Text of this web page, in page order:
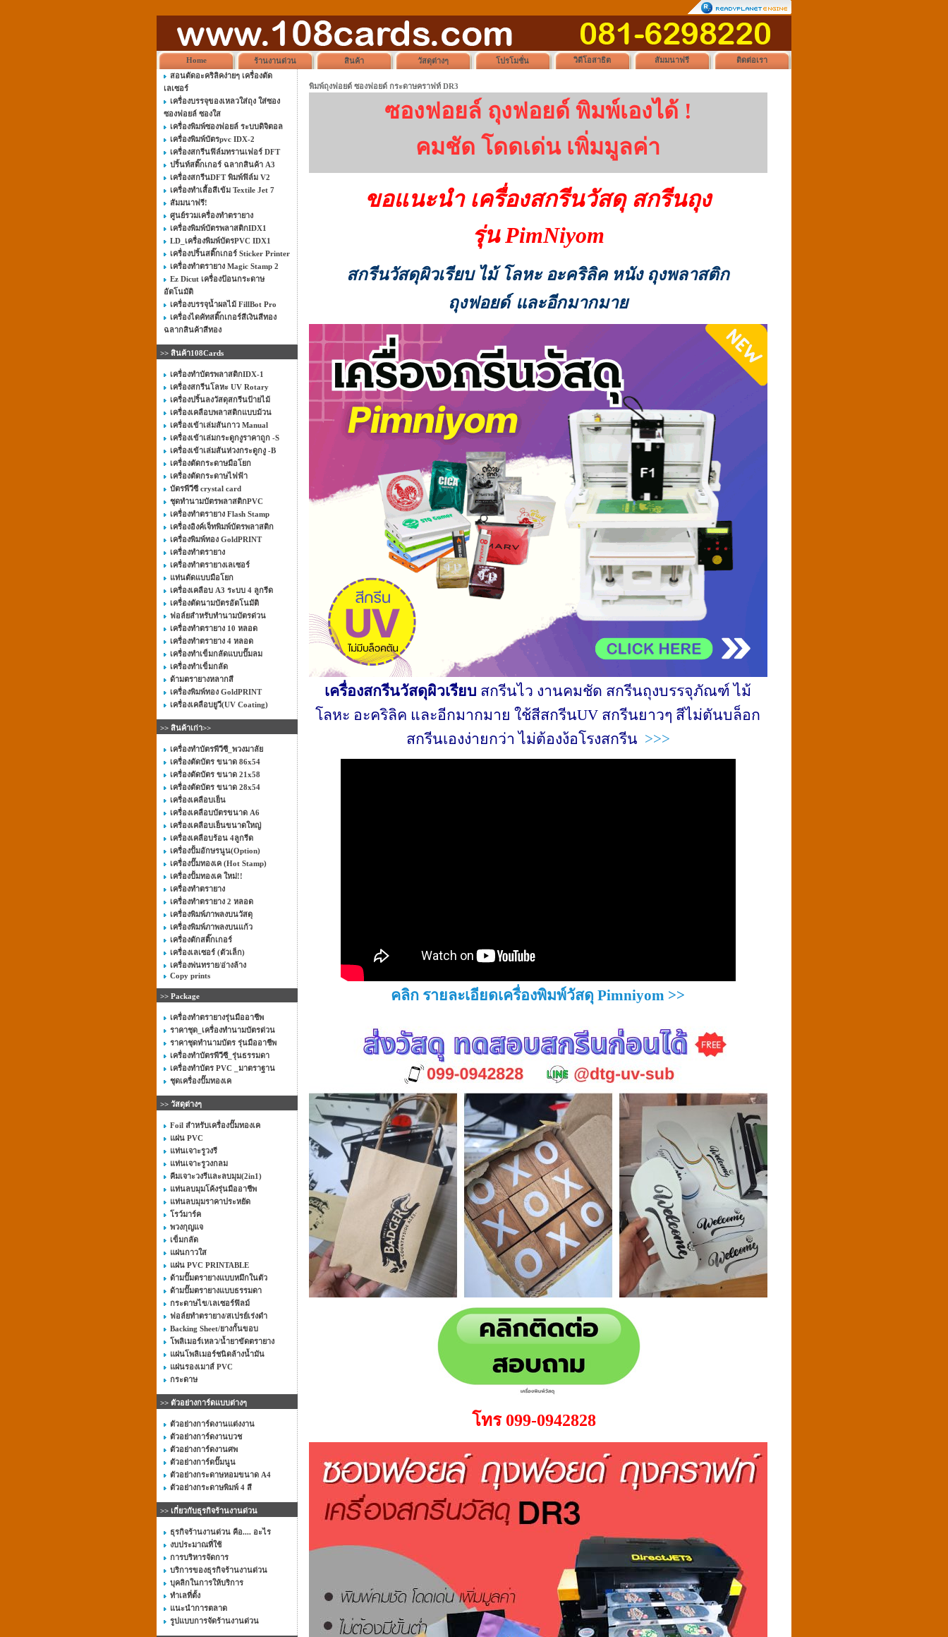
Home ร้านงานด่วน สินค้า วัสดุต่างๆ โปรโมชั่น วิดีโอสาธิต สัมมนาฟรี
ติดต่อเรา
สอนตัดอะคริลิคง่ายๆ เครื่องตัด
เลเซอร์
เครื่องบรรจุของเหลวใส่ถุง ใส่ซอง
ซองฟอยล์ ซองใส
เครื่องพิมพ์ซองฟอยล์ ระบบดิจิตอล
เครื่องพิมพ์บัตรpvc IDX-2
เครื่องสกรีนฟิล์มทรานเฟอร์ DFT
ปริ้นท์สติ๊กเกอร์ ฉลากสินค้า A3
เครื่องสกรีนDFT พิมพ์ฟิล์ม V2
เครื่องทำเสื้อสีเข้ม Textile Jet 7
สัมมนาฟรี!
ศูนย์รวมเครื่องทำตรายาง
เครื่องพิมพ์บัตรพลาสติกIDX1
LD_เครื่องพิมพ์บัตรPVC IDX1
เครื่องปริ้นสติ๊กเกอร์ Sticker Printer
เครื่องทำตรายาง Magic Stamp 2
Ez Dicut เครื่องป้อนกระดาษ
อัตโนมัติ
เครื่องบรรจุน้ำผลไม้ FillBot Pro
เครื่องไดคัทสติ๊กเกอร์สีเงินสีทอง
ฉลากสินค้าสีทอง
>> สินค้า108Cards
เครื่องทำบัตรพลาสติกIDX-1
เครื่องสกรีนโลหะ UV Rotary
เครื่องปริ้นลงวัสดุสกรีนป้ายไม้
เครื่องเคลือบพลาสติกแบบม้วน
เครื่องเข้าเล่มสันกาว Manual
เครื่องเข้าเล่มกระดูกงูราคาถูก -S
เครื่องเข้าเล่มสันห่วงกระดูกงู -B
เครื่องตัดกระดาษมือโยก
เครื่องตัดกระดาษไฟฟ้า
บัตรพีวีซี crystal card
ชุดทำนามบัตรพลาสติกPVC
เครื่องทำตรายาง Flash Stamp
เครื่องอิงค์เจ็ทพิมพ์บัตรพลาสติก
เครื่องพิมพ์ทอง GoldPRINT
เครื่องทำตรายาง
เครื่องทำตรายางเลเซอร์
แท่นตัดแบบมือโยก
เครื่องเคลือบ A3 ระบบ 4 ลูกรีด
เครื่องตัดนามบัตรอัตโนมัติ
ฟอล์ยสำหรับทำนามบัตรด่วน
เครื่องทำตรายาง 10 หลอด
เครื่องทำตรายาง 4 หลอด
เครื่องทำเข็มกลัดแบบปั๊มลม
เครื่องทำเข็มกลัด
ด้ามตรายางหลากสี
เครื่องพิมพ์ทอง GoldPRINT
เครื่องเคลือบยูวี(UV Coating)
>> สินค้าเก่า>>
เครื่องทำบัตรพีวีซี_พวงมาลัย
เครื่องตัดบัตร ขนาด 86x54
เครื่องตัดบัตร ขนาด 21x58
เครื่องตัดบัตร ขนาด 28x54
เครื่องเคลือบเย็น
เครื่องเคลือบบัตรขนาด A6
เครื่องเคลือบเย็นขนาดใหญ่
เครื่องเคลือบร้อน 4ลูกรีด
เครื่องปั้มอักษรนูน(Option)
เครื่องปั๊มทองเค (Hot Stamp)
เครื่องปั้มทองเค ใหม่!!
เครื่องทำตรายาง
เครื่องทำตรายาง 2 หลอด
เครื่องพิมพ์ภาพลงบนวัสดุ
เครื่องพิมพ์ภาพลงบนแก้ว
เครื่องตักสติ๊กเกอร์
เครื่องเลเซอร์ (ตัวเล็ก)
เครื่องพ่นทราย/อ่างล้าง
Copy prints
>> Package
เครื่องทำตรายางรุ่นมืออาชีพ
ราคาชุด_เครื่องทำนามบัตรด่วน
ราคาชุดทำนามบัตร รุ่นมืออาชีพ
เครื่องทำบัตรพีวีซี_รุ่นธรรมดา
เครื่องทำบัตร PVC _มาตราฐาน
ชุดเครื่องปั๊มทองเค
>> วัสดุต่างๆ
Foil สำหรับเครื่องปั๊มทองเค
แผ่น PVC
แท่นเจาะรูวงรี
แท่นเจาะรูวงกลม
คีมเจาะวงรีและลบมุม(2in1)
แท่นลบมุมโค้งรุ่นมืออาชีพ
แท่นลบมุมราคาประหยัด
โรว์มาร์ค
พวงกุญแจ
เข็มกลัด
แผ่นกาวใส
แผ่น PVC PRINTABLE
ด้ามปั๊มตรายางแบบหมึกในตัว
ด้ามปั๊มตรายางแบบธรรมดา
กระดาษไข/เลเซอร์ฟิลม์
ฟอล์ยทำตรายาง/สเปรย์เร่งดำ
Backing Sheet/ยางกั้นขอบ
โพลิเมอร์เหลว/น้ำยาขัดตรายาง
แผ่นโพลิเมอร์ชนิดล้างน้ำมัน
แผ่นรองเมาส์ PVC
กระดาษ
>> ตัวอย่างการ์ดแบบต่างๆ
ตัวอย่างการ์ดงานแต่งงาน
ตัวอย่างการ์ดงานบวช
ตัวอย่างการ์ดงานศพ
ตัวอย่างการ์ดปั๊มนูน
ตัวอย่างกระดาษหอมขนาด A4
ตัวอย่างกระดาษพิมพ์ 4 สี
>> เกี่ยวกับธุรกิจร้านงานด่วน
ธุรกิจร้านงานด่วน คือ.... อะไร
งบประมาณที่ใช้
การบริหารจัดการ
บริการของธุรกิจร้านงานด่วน
บุคลิกในการให้บริการ
ทำเลที่ตั้ง
แนะนำการตลาด
รูปแบบการจัดร้านงานด่วน
พิมพ์ถุงฟอยด์ ซองฟอยด์ กระดาษคราฟท์ DR3
ซองฟอยล์ ถุงฟอยด์ พิมพ์เองได้ !
คมชัด โดดเด่น เพิ่มมูลค่า
ขอแนะนำ เครื่องสกรีนวัสดุ สกรีนถุง
รุ่น PimNiyom
สกรีนวัสดุผิวเรียบ ไม้ โลหะ อะคริลิค หนัง ถุงพลาสติก
ถุงฟอยด์ และอีกมากมาย
เครื่องสกรีนวัสดุผิวเรียบ สกรีนไว งานคมชัด สกรีนถุงบรรจุภัณฑ์ ไม้
โลหะ อะคริลิค และอีกมากมาย ใช้สีสกรีนUV สกรีนยาวๆ สีไม่ตันบล็อก
สกรีนเองง่ายกว่า ไม่ต้องง้อโรงสกรีน >>>
คลิก รายละเอียดเครื่องพิมพ์วัสดุ Pimniyom >>
โทร 099-0942828